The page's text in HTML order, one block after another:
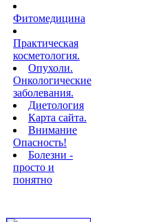
Фитомедицина
Практическая
косметология.
Опухоли.
Онкологические
заболевания.
Диетология
Карта сайта.
Внимание
Опасность!
Болезни -
просто и
понятно